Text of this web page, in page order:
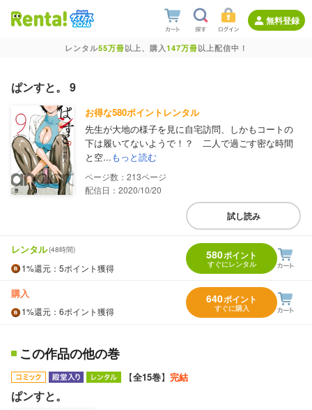
無料登録
レンタル55万冊以上、購入147万冊以上配信中！
ぱンすと。 9
お得な580ポイントレンタル
先生が大地の様子を見に自宅訪問、しかもコートの
下は履いてないようで！？ 二人で過ごす密な時間
と空...もっと読む
213
配信日：2020/10/20
試し読み
レンタル(48時間)
1%還元 ：5ポイント獲得
580ポイント
すぐにレンタル
購入
1%還元 ：6ポイント獲得
640ポイント
すぐに購入
この作品の他の巻
【全15巻】 完結
ぱンすと。